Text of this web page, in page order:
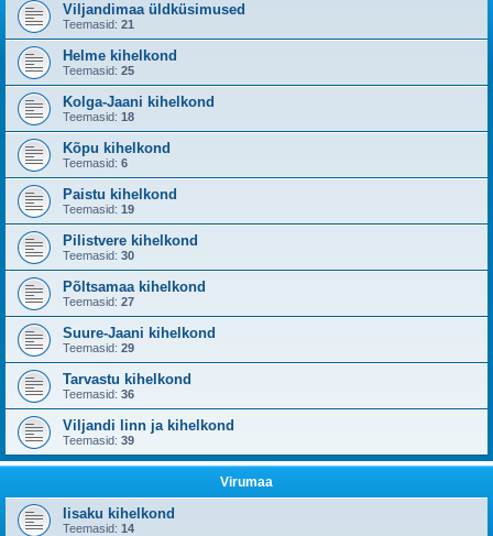
Viljandimaa üldküsimused
Teemasid: 21
Helme kihelkond
Teemasid: 25
Kolga-Jaani kihelkond
Teemasid: 18
Kõpu kihelkond
Teemasid: 6
Paistu kihelkond
Teemasid: 19
Pilistvere kihelkond
Teemasid: 30
Põltsamaa kihelkond
Teemasid: 27
Suure-Jaani kihelkond
Teemasid: 29
Tarvastu kihelkond
Teemasid: 36
Viljandi linn ja kihelkond
Teemasid: 39
Virumaa
Iisaku kihelkond
Teemasid: 14